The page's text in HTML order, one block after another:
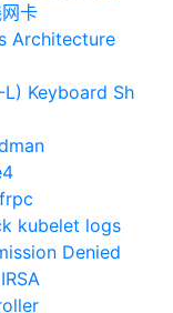
卡
Architecture
Keyboard Sh
kubelet logs
Denied